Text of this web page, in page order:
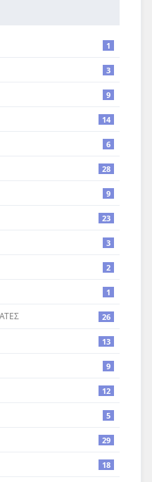
1
3
9
14
6
28
9
23
3
2
1
26
13
9
12
5
29
18